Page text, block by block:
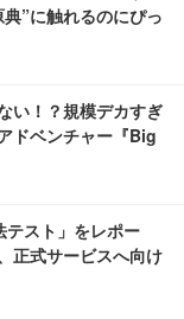
”に触れるのにぴっ
い！？規模デカすぎ
ドベンチャー『Big
テスト」をレポー
正式サービスへ向け